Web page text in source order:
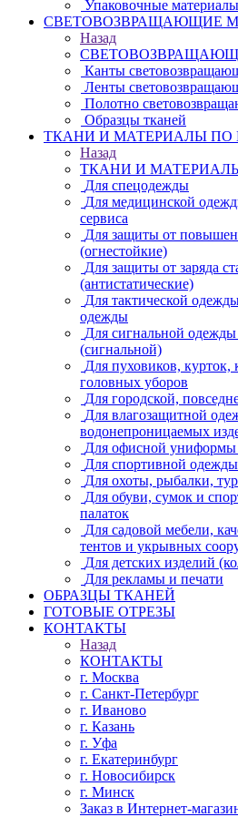
Упаковочные материалы
СВЕТОВОЗВРАЩАЮЩИЕ
Назад
Канты
Ленты
Полотно
Образцы тканей
ТКАНИ И МАТЕРИАЛЫ
Назад
ТКАНИ И
Для спецодежды
Для медицинской
сервиса
Для защиты от
(огнестойкие)
Для защиты от заряда
(антистатические)
Для тактической
одежды
Для сигнальной
(сигнальной)
Для пуховиков,
головных уборов
Для городской,
Для влагозащитной
водонепроницаемых
Для офисной
Для спортивной одежды
Для охоты, рыбалки,
Для обуви, сумок и
палаток
Для садовой мебели,
тентов и укрывных
Для детских изделий
Для рекламы и печати
ОБРАЗЦЫ ТКАНЕЙ
ГОТОВЫЕ ОТРЕЗЫ
КОНТАКТЫ
Назад
КОНТАКТЫ
г. Москва
г. Санкт-Петербург
г. Иваново
г. Казань
г. Уфа
г. Екатеринбург
г. Новосибирск
г. Минск
Заказ в Интернет-